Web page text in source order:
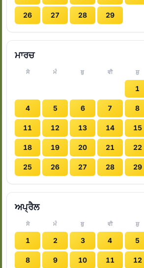
26 27 28 29
ਮਾਰਚ
ਸੋ ਮੰ ਬੁ ਵੀ ਸ਼ੁ
1
4 5 6 7 8
11 12 13 14 15
18 19 20 21 22
25 26 27 28 29
ਅਪ੍ਰੈਲ
ਸੋ ਮੰ ਬੁ ਵੀ ਸ਼ੁ
1 2 3 4 5
8 9 10 11 12